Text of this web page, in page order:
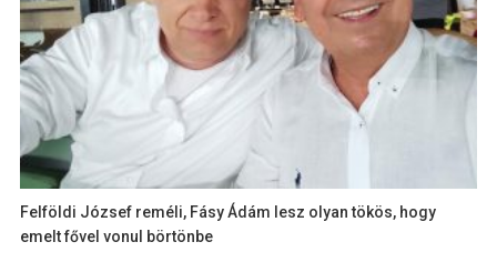
Felföldi József reméli, Fásy Ádám lesz olyan tökös, hogy
emelt fővel vonul börtönbe